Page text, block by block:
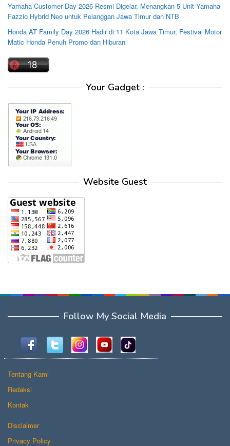
Yamaha Customer Day 2026 Resmi Digelar, Menangkan 5 Unit Yamaha
Fazzio Hybrid Neo untuk Pelanggan Jawa Timur dan NTB
Honda AT Family Day 2026 Hadir di 11 Kota Jawa Timur, Festival Motor
Matic Honda Penuh Promo dan Hiburan
Your Gadget :
Website Guest
Follow My Social Media
Tentang Kami
Redaksi
Kontak
Disclaimer
Privacy Policy